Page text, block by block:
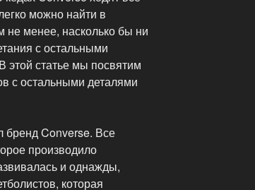
можно найти в
не менее, насколько бы ни
с остальными
этой статье мы посвятим
с остальными деталями
бренд Converse. Все
производило
и однажды,
которая